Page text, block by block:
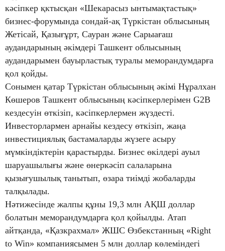
кәсіпкер қктысқан «Шекарасыз ынтымақтастық»
бизнес-форумында сондай-ақ Түркістан облысының
Жетісай, Қазығұрт, Сауран және Сарыағаш
аудандарының әкімдері Ташкент облысының
аудандарымен бауырластық туралы меморандумдарға
қол қойды.
Сонымен қатар Түркістан облысының әкімі Нұралхан
Көшеров Ташкент облысының кәсіпкерлерімен G2B
кездесуін өткізіп, кәсіпкерлермен жүздесті.
Инвесторлармен арнайы кездесу өткізіп, жаңа
инвестициялық бастамаларды жүзеге асыру
мүмкіндіктерін қарастырды. Бизнес өкілдері ауыл
шаруашылығы және өнеркәсіп салаларына
қызығушылық танытып, өзара тиімді жобаларды
талқылады.
Нәтижесінде жалпы құны 19,3 млн АҚШ доллар
болатын меморандумдарға қол қойылды. Атап
айтқанда, «Қазкрахмал» ЖШС Өзбекстанның «Right
to Win» компаниясымен 5 млн доллар көлеміндегі